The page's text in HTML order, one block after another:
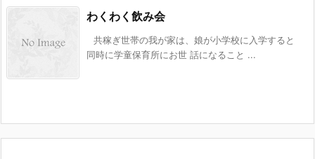
わくわく飲み会
共稼ぎ世帯の我が家は、娘が小学校に入学すると
同時に学童保育所にお世 話になること ...